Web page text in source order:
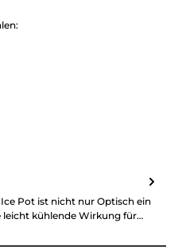
Pot ist nicht nur Optisch ein
leicht kühlende Wirkung für…